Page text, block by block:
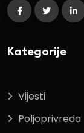
Kategorije
Vijesti
Poljoprivreda